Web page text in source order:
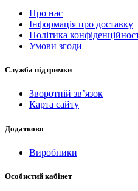
Про нас
Інформація про доставку
Політика
Умови згоди
Служба підтримки
Зворотній зв’язок
Карта сайту
Додатково
Виробники
Особистий кабінет